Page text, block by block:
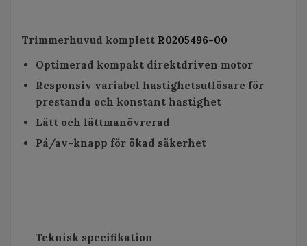
Trimmerhuvud komplett R0205496-00
Optimerad kompakt direktdriven motor
Responsiv variabel hastighetsutlösare för
prestanda och konstant hastighet
Lätt och lättmanövrerad
På/av-knapp för ökad säkerhet
Teknisk specifikation